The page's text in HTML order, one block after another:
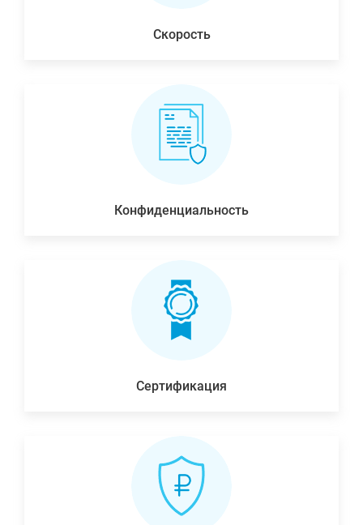
Скорость
Конфиденциальность
Сертификация